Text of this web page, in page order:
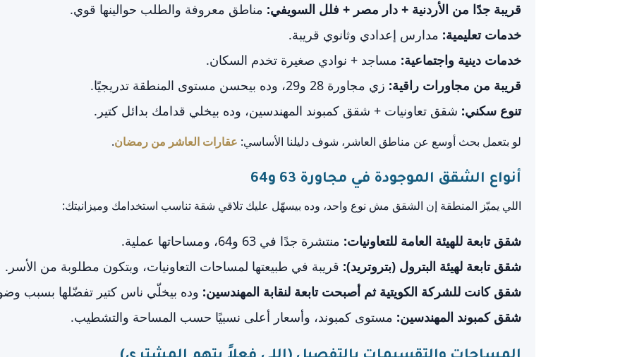
قريبة جدًا من الأردنية + دار مصر + فلل السويفي: مناطق معروفة والطلب حوالينها قوي.
خدمات تعليمية: مدارس إعدادي وثانوي قريبة.
خدمات دينية واجتماعية: مساجد + نوادي صغيرة تخدم السكان.
قريبة من مجاورات راقية: زي مجاورة 28 و29، وده بيحسن مستوى المنطقة تدريجيًا.
تنوع سكني: شقق تعاونيات + شقق كمبوند المهندسين، وده بيخلي قدامك بدائل كتير.
لو بتعمل بحث أوسع عن مناطق العاشر، شوف دليلنا الأساسي: عقارات العاشر من رمضان.
أنواع الشقق الموجودة في مجاورة 63 و64
اللي يميّز المنطقة إن الشقق مش نوع واحد، وده بيسهّل عليك تلاقي شقة تناسب استخدامك وميزانيتك:
شقق تابعة للهيئة العامة للتعاونيات: منتشرة جدًا في 63 و64، ومساحاتها عملية.
شقق تابعة لهيئة البترول (بتروتريد): قريبة في طبيعتها لمساحات التعاونيات، وبتكون مطلوبة من الأسر.
شقق كانت للشركة الكويتية ثم أصبحت تابعة لنقابة المهندسين: وده بيخلّي ناس كتير تفضّلها بسبب
شقق كمبوند المهندسين: مستوى كمبوند، وأسعار أعلى نسبيًا حسب المساحة والتشطيب.